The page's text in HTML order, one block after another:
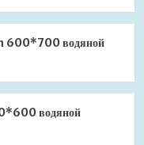
600*700 водяной
водяной